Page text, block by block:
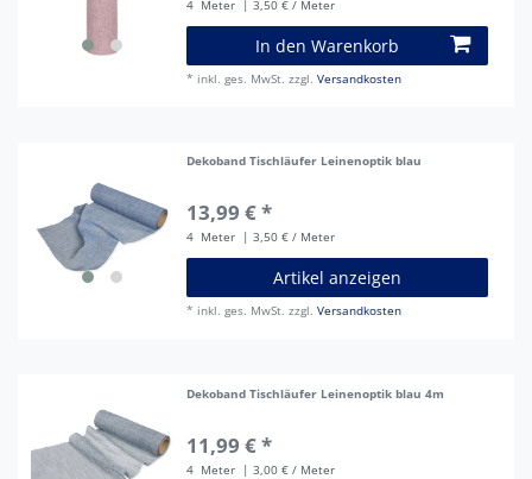
4 Meter | 3,50 € / Meter
In den Warenkorb
* inkl. ges. MwSt. zzgl.Versandkosten
Dekoband Tischläufer Leinenoptik blau
13,99 € *
4 Meter | 3,50 € / Meter
Artikel anzeigen
* inkl. ges. MwSt. zzgl.Versandkosten
Dekoband Tischläufer Leinenoptik blau 4m
11,99 € *
4 Meter | 3,00 € / Meter